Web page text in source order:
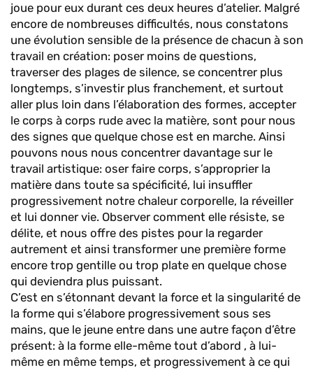
joue pour eux durant ces deux heures d’atelier. Malgré
encore de nombreuses difficultés, nous constatons
une évolution sensible de la présence de chacun à son
travail en création: poser moins de questions,
traverser des plages de silence, se concentrer plus
longtemps, s’investir plus franchement, et surtout
aller plus loin dans l’élaboration des formes, accepter
le corps à corps rude avec la matière, sont pour nous
des signes que quelque chose est en marche. Ainsi
pouvons nous nous concentrer davantage sur le
travail artistique: oser faire corps, s’approprier la
matière dans toute sa spécificité, lui insuffler
progressivement notre chaleur corporelle, la réveiller
et lui donner vie. Observer comment elle résiste, se
délite, et nous offre des pistes pour la regarder
autrement et ainsi transformer une première forme
encore trop gentille ou trop plate en quelque chose
qui deviendra plus puissant.
C’est en s’étonnant devant la force et la singularité de
la forme qui s’élabore progressivement sous ses
mains, que le jeune entre dans une autre façon d’être
présent: à la forme elle-même tout d’abord , à lui-
même en même temps, et progressivement à ce qui